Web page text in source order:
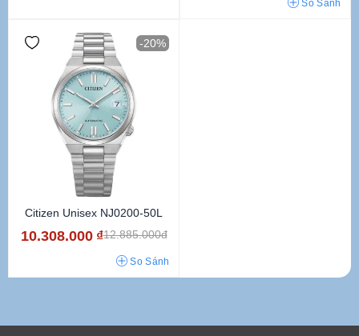
So Sánh
-20%
Citizen Unisex NJ0200-50L
10.308.000 ₫12.885.000đ
So Sánh